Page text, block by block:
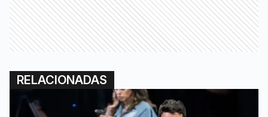
RELACIONADAS